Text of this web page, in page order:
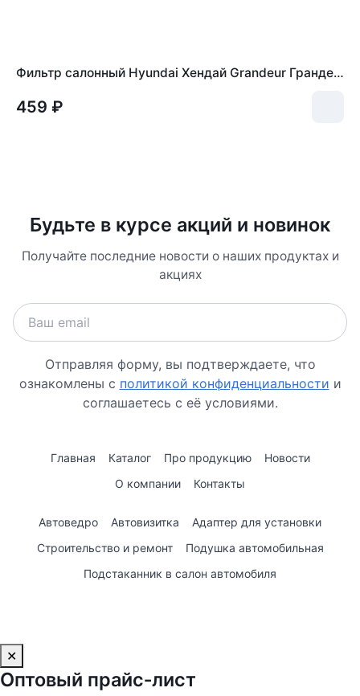
Фильтр салонный Hyundai Хендай Grandeur Грандер, Santa Fe Санта Фе, Sonata Соната, TRAJET, Kia Киа MAGENTIS 971332B010
459 ₽
Будьте в курсе акций и новинок
Получайте последние новости о наших продуктах и
акциях
Отправляя форму, вы подтверждаете, что
ознакомлены с политикой конфиденциальности и
соглашаетесь с её условиями.
Главная Каталог Про продукцию
Новости
О компании
Контакты
Автоведро Автовизитка
Адаптер для установки
Строительство и ремонт
Подушка автомобильная
Подстаканник в салон автомобиля
✕
Оптовый прайс‑лист